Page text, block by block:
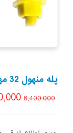
پله منهول 32 مهره دار
6,400,000